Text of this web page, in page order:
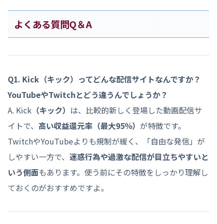
よくある質問Q＆A
Q1. Kick （キック） ってどんな配信サイトなんですか？
YouTubeやTwitchとどう違うんでしょうか？
A. Kick （キック） は、比較的新しく登場した動画配信サ
イトで、 高い収益還元率（最大95％） が特徴です。
TwitchやYouTubeよりも規制が緩く、「自由な発信」が
しやすい一方で、 迷惑行為や過激な配信が目立ちやすいと
いう側面もあります。使う前にその特徴をしっかり理解し
ておくのがおすすめですよ。